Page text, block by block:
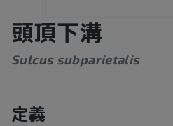
頭頂下溝
Sulcus subparietalis
定義